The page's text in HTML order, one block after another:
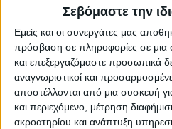
Σεβόμαστε την
Εμείς και οι συνεργάτες μας
πρόσβαση σε πληροφορίες σε
και επεξεργαζόμαστε προσωπικά
αναγνωριστικοί και
αποστέλλονται από μια συσκευή
και περιεχόμενο, μέτρηση
ακροατηρίου και ανάπτυξη
Χρυσό Μενταγιόν 18 Καράτια
111116KAL
€ 100,00